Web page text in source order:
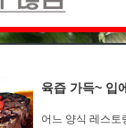
육즙 가득~ 입
어느 양식 레스토